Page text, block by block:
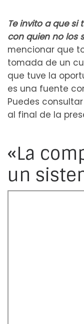
Te invito a que si
con quien no los
mencionar que
tomada de un
que tuve la
es una fuente
Puedes
al final de la
«La
un